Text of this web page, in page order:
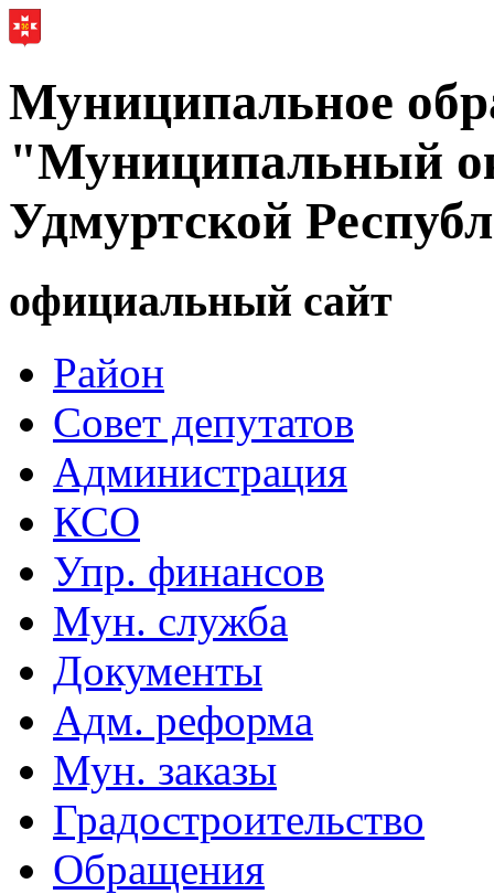
Муниципальное
"Муниципальный
Удмуртской
официальный сайт
Район
Совет депутатов
Администрация
КСО
Упр. финансов
Мун. служба
Документы
Адм. реформа
Мун. заказы
Градостроительство
Обращения